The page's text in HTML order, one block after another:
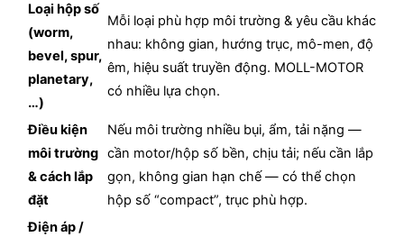
Loại hộp số
(worm,
bevel, spur,
planetary,
…)
Mỗi loại phù hợp môi trường & yêu cầu khác
nhau: không gian, hướng trục, mô-men, độ
êm, hiệu suất truyền động. MOLL-MOTOR
có nhiều lựa chọn.
Điều kiện
môi trường
& cách lắp
đặt
Nếu môi trường nhiều bụi, ẩm, tải nặng —
cần motor/hộp số bền, chịu tải; nếu cần lắp
gọn, không gian hạn chế — có thể chọn
hộp số “compact”, trục phù hợp.
Điện áp /